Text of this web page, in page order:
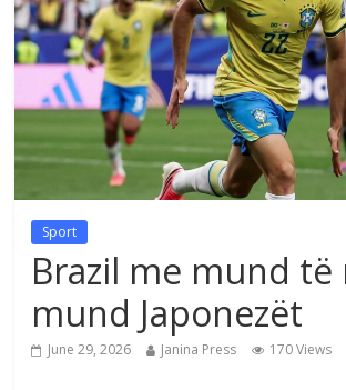
Sport
Brazil me mund të
mund Japonezët
June 29, 2026 Janina Press 170 Views